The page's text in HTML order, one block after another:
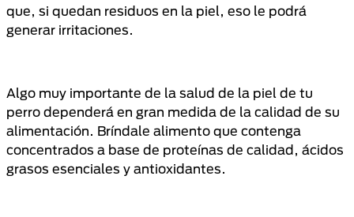
que, si quedan residuos en la piel, eso le podrá
generar irritaciones.
Algo muy importante de la salud de la piel de tu
perro dependerá en gran medida de la calidad de su
alimentación. Bríndale alimento que contenga
concentrados a base de proteínas de calidad, ácidos
grasos esenciales y antioxidantes.